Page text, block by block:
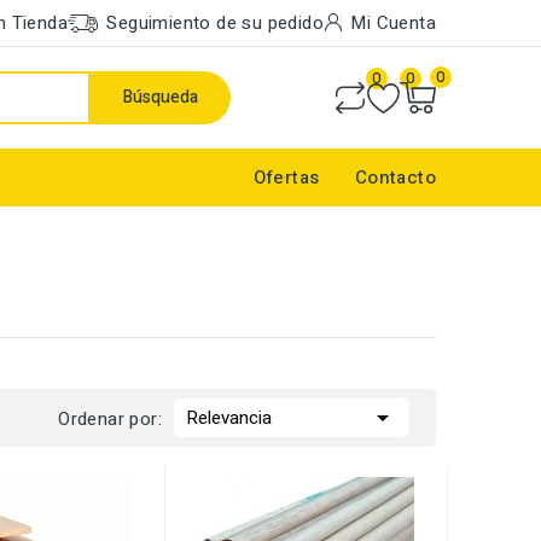
Tienda Seguimiento de su pedido Mi Cuenta
Búsqueda
0 0 0
Ofertas Contacto
Ordenar por: Relevancia 